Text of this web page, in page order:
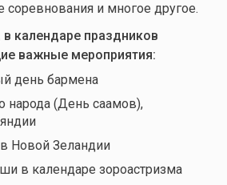
и многое другое.
календаре праздников
важные мероприятия:
день бармена
народа (День саамов),
Новой Зеландии
в календаре зороастризма